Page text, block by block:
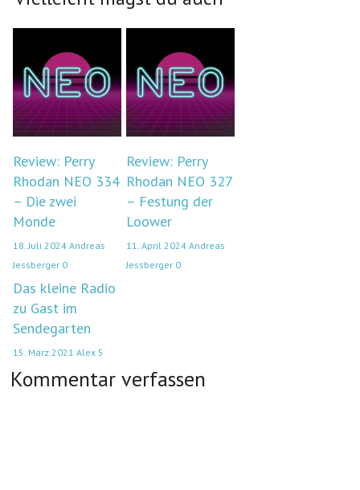
Review: Perry
Rhodan NEO 334
– Die zwei
Monde
18. Juli 2024 Andreas
Jessberger 0
Review: Perry
Rhodan NEO 327
– Festung der
Loower
11. April 2024 Andreas
Jessberger 0
Das kleine Radio
zu Gast im
Sendegarten
15. März 2021 Alex 5
Kommentar verfassen